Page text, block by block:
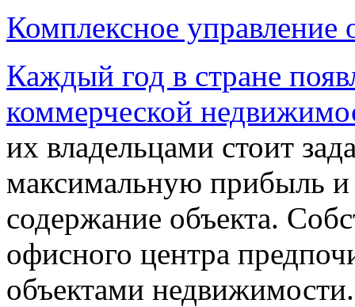
Комплексное
Каждый год в стране
коммерческой
их владельцами стоит
максимальную прибыль и
содержание объекта.
офисного центра
объектами